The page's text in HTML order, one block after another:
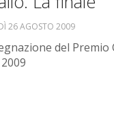
26 AGOSTO 2009
del